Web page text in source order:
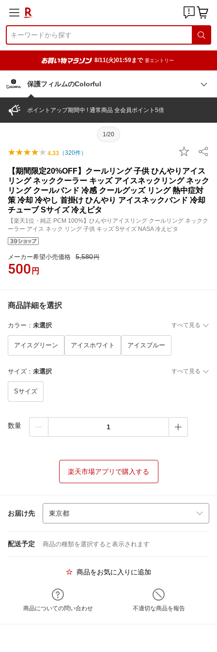
8/11(火)01:59まで 要エントリー
保護フィルムのColorful
ポイントアップ期間中 ! 通常商品 全会員ポイント5倍
1/20
4.33 （320件）
【期間限定20%OFF】クールリング 子供 ひんやりアイス
リング ネッククーラー キッズ アイスネックリング ネック
リング クールバンド 冷感 クールグッズ リング 熱中症対
策 冷却 冷やし 首掛け ひんやり アイスネックバンド 冷却
チューブ Sサイズ 冷えピタ
【楽天1位・純正 PCM 100%】ひんやりアイスリング クールリング ネックク
ーラー アイス ネック リング 子供 キッズ Sサイズ NASA 冷えピタ
メーカー希望小売価格 5,580円
500 円
商品詳細を選択
カラー ： 未選択 すべて見る
アイスグリーン アイスホワイト アイスブルー
サイズ ： 未選択 すべて見る
Sサイズ
数量
楽天市場アプリで購入する
お届け先
配送予定 商品の種類を選択すると表示されます
商品をお気に入りに追加
商品についての問い合わせ 不適切な商品を報告